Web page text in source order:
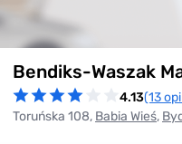
Bendiks-Waszak
4.13(13
Toruńska 108, Babia Wieś,